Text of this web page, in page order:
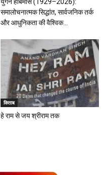
समालोचनात्मक सिद्धांत, सार्वजनिक तर्क
और आधुनिकता की वैश्विक...
किताब
हे राम से जय श्रीराम तक